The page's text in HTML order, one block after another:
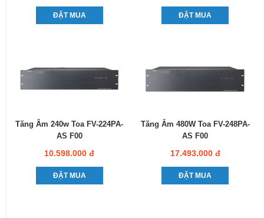
ĐẶT MUA ĐẶT MUA
Tăng Âm 240w Toa FV-224PA-
AS F00
10.598.000 đ
ĐẶT MUA
Tăng Âm 480W Toa FV-248PA-
AS F00
17.493.000 đ
ĐẶT MUA